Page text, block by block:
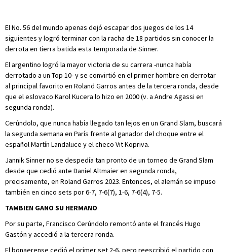
El No. 56 del mundo apenas dejó escapar dos juegos de los 14
siguientes y logró terminar con la racha de 18 partidos sin conocer la
derrota en tierra batida esta temporada de Sinner.
El argentino logró la mayor victoria de su carrera -nunca había
derrotado a un Top 10- y se convirtió en el primer hombre en derrotar
al principal favorito en Roland Garros antes de la tercera ronda, desde
que el eslovaco Karol Kucera lo hizo en 2000 (v. a Andre Agassi en
segunda ronda).
Cerúndolo, que nunca había llegado tan lejos en un Grand Slam, buscará
la segunda semana en París frente al ganador del choque entre el
español Martín Landaluce y el checo Vit Kopriva.
Jannik Sinner no se despedía tan pronto de un torneo de Grand Slam
desde que cedió ante Daniel Altmaier en segunda ronda,
precisamente, en Roland Garros 2023. Entonces, el alemán se impuso
también en cinco sets por 6-7, 7-6(7), 1-6, 7-6(4), 7-5.
TAMBIEN GANO SU HERMANO
Por su parte, Francisco Cerúndolo remontó ante el francés Hugo
Gastón y accedió a la tercera ronda.
El bonaerense cedió el primer set 2-6, pero reescribió el partido con